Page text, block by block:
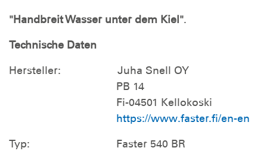
"Handbreit Wasser unter dem Kiel".
Technische Daten
Hersteller: Juha Snell OY
PB 14
Fi-04501 Kellokoski
https://www.faster.fi/en-en
Typ: Faster 540 BR